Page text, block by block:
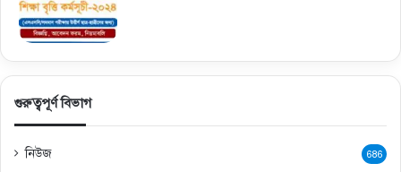
গুরুত্বপূর্ণ বিভাগ
নিউজ 686